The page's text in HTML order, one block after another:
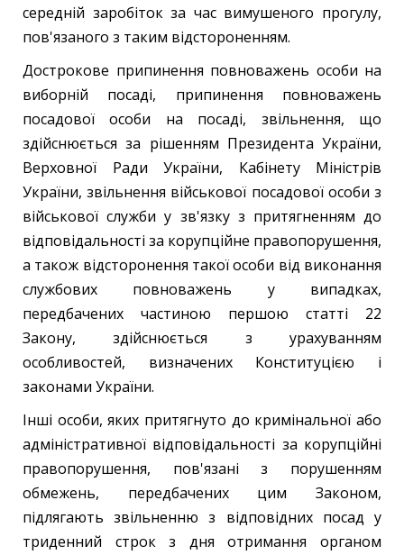
середній заробіток за час вимушеного прогулу,
пов'язаного з таким відстороненням.
Дострокове припинення повноважень особи на
виборній посаді, припинення повноважень
посадової особи на посаді, звільнення, що
здійснюється за рішенням Президента України,
Верховної Ради України, Кабінету Міністрів
України, звільнення військової посадової особи з
військової служби у зв'язку з притягненням до
відповідальності за корупційне правопорушення,
а також відсторонення такої особи від виконання
службових повноважень у випадках,
передбачених частиною першою статті 22
Закону, здійснюється з урахуванням
особливостей, визначених Конституцією і
законами України.
Інші особи, яких притягнуто до кримінальної або
адміністративної відповідальності за корупційні
правопорушення, пов'язані з порушенням
обмежень, передбачених цим Законом,
підлягають звільненню з відповідних посад у
триденний строк з дня отримання органом